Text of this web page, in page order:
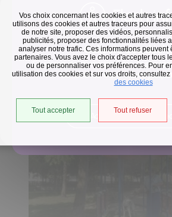
Vos choix concernant les cookies et autres
utilisons des cookies et autres traceurs pour
de notre site, proposer des vidéos,
publicités, proposer des fonctionnalités liées
analyser notre trafic. Ces informations peuvent
partenaires. Vous avez le choix d'accepter tous
ou de personnaliser vos préférences. Pour
utilisation des cookies et sur vos droits, consultez
des cookies
Tout accepter Tout refuser
Flash
Collecte des
En raison des températures, le
est avancé d'une heure
Accéder à l'univers
Horaires de collecte adaptés aux